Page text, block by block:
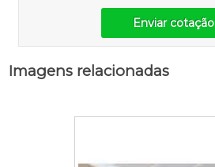
Enviar cotação
Imagens relacionadas